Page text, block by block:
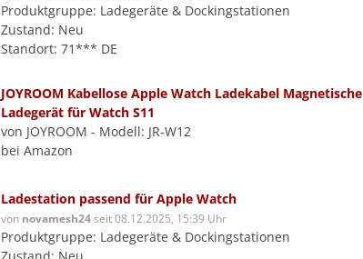
Produktgruppe: Ladegeräte & Dockingstationen
Zustand: Neu
Standort: 71*** DE
JOYROOM Kabellose Apple Watch Ladekabel Magnetische
Ladegerät für Watch S11
von JOYROOM - Modell: JR-W12
bei Amazon
Ladestation passend für Apple Watch
von novamesh24seit 08.12.2025, 15:39 Uhr
Produktgruppe: Ladegeräte & Dockingstationen